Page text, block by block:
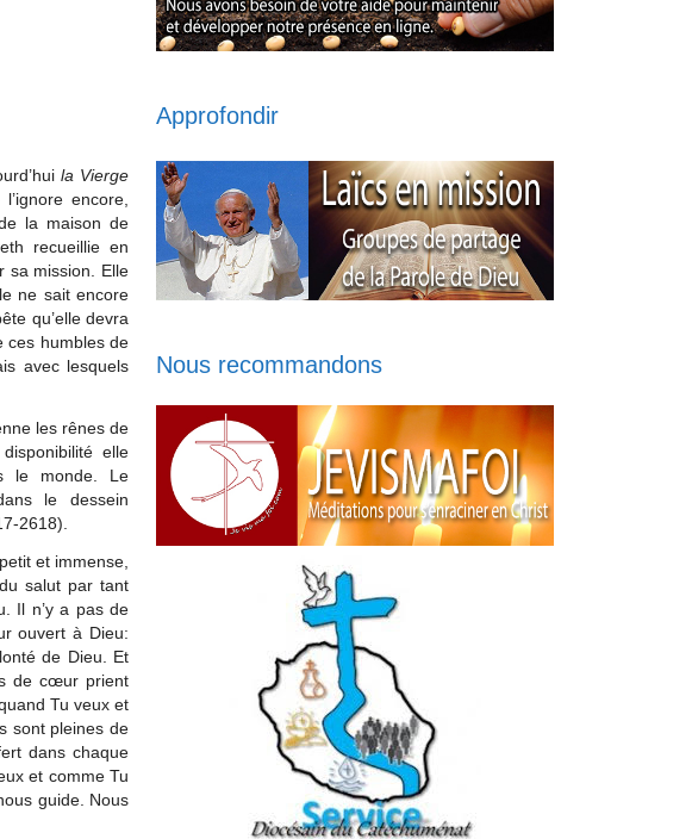
la Vierge
encore,
la maison de
recueillie en
sa mission. Elle
ne sait encore
qu’elle devra
ces humbles de
avec lesquels
les rênes de
elle
le monde. Le
le dessein
2618).
et immense,
salut par tant
Il n’y a pas de
ouvert à Dieu:
de Dieu. Et
de cœur prient
Tu veux et
sont pleines de
dans chaque
et comme Tu
guide. Nous
Approfondir
Nous recommandons